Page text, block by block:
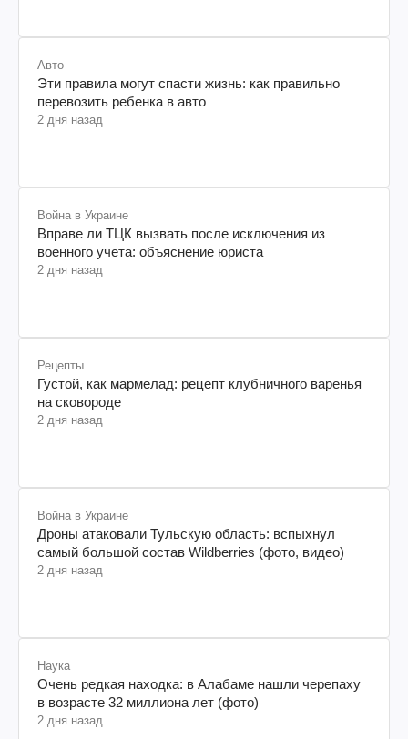
Авто
Эти правила могут спасти жизнь: как правильно
перевозить ребенка в авто
2 дня назад
Война в Украине
Вправе ли ТЦК вызвать после исключения из
военного учета: объяснение юриста
2 дня назад
Рецепты
Густой, как мармелад: рецепт клубничного варенья
на сковороде
2 дня назад
Война в Украине
Дроны атаковали Тульскую область: вспыхнул
самый большой состав Wildberries (фото, видео)
2 дня назад
Наука
Очень редкая находка: в Алабаме нашли черепаху
в возрасте 32 миллиона лет (фото)
2 дня назад